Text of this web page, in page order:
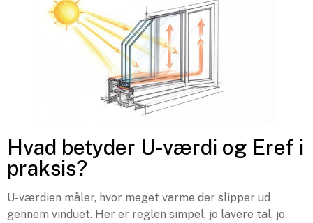
Hvad betyder U-værdi og Eref i
praksis?
U-værdien måler, hvor meget varme der slipper ud
gennem vinduet. Her er reglen simpel, jo lavere tal, jo